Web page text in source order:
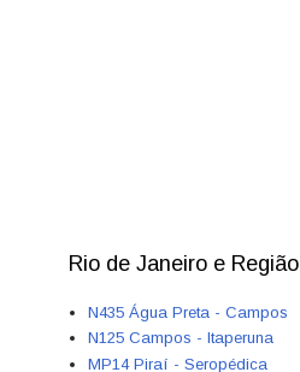
Rio de Janeiro e Região
N435 Água Preta - Campos
N125 Campos - Itaperuna
MP14 Piraí - Seropédica